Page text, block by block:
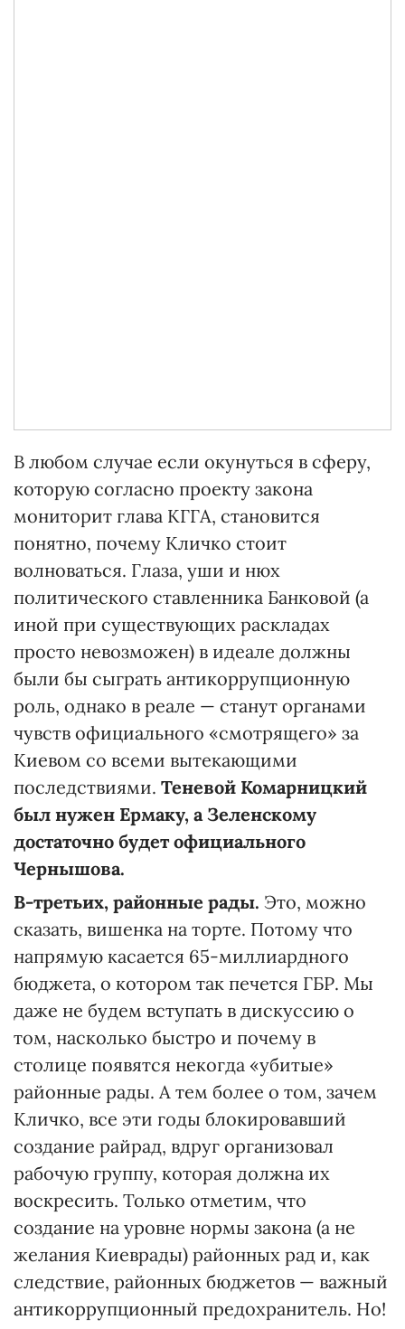
В любом случае если окунуться в сферу,
которую согласно проекту закона
мониторит глава КГГА, становится
понятно, почему Кличко стоит
волноваться. Глаза, уши и нюх
политического ставленника Банковой (а
иной при существующих раскладах
просто невозможен) в идеале должны
были бы сыграть антикоррупционную
роль, однако в реале — станут органами
чувств официального «смотрящего» за
Киевом со всеми вытекающими
последствиями. Теневой Комарницкий
был нужен Ермаку, а Зеленскому
достаточно будет официального
Чернышова.
В-третьих, районные рады. Это, можно
сказать, вишенка на торте. Потому что
напрямую касается 65-миллиардного
бюджета, о котором так печется ГБР. Мы
даже не будем вступать в дискуссию о
том, насколько быстро и почему в
столице появятся некогда «убитые»
районные рады. А тем более о том, зачем
Кличко, все эти годы блокировавший
создание райрад, вдруг организовал
рабочую группу, которая должна их
воскресить. Только отметим, что
создание на уровне нормы закона (а не
желания Киеврады) районных рад и, как
следствие, районных бюджетов — важный
антикоррупционный предохранитель. Но!